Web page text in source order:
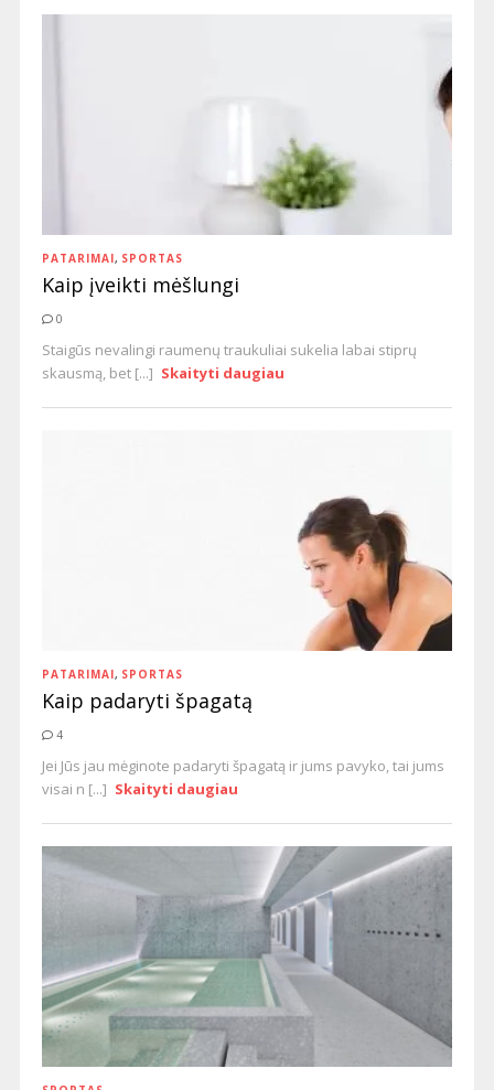
PATARIMAI, SPORTAS
Kaip įveikti mėšlungi
0
Staigūs nevalingi raumenų traukuliai sukelia labai stiprų
skausmą, bet [...] Skaityti daugiau
PATARIMAI, SPORTAS
Kaip padaryti špagatą
4
Jei Jūs jau mėginote padaryti špagatą ir jums pavyko, tai jums
visai n [...] Skaityti daugiau